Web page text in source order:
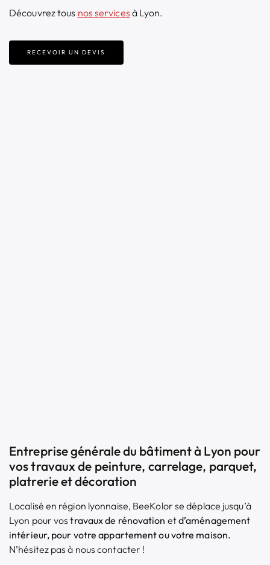
Découvrez tous nos services à Lyon.
RECEVOIR UN DEVIS
Entreprise générale du bâtiment à Lyon pour
vos travaux de peinture, carrelage, parquet,
platrerie et décoration
Localisé en région lyonnaise, BeeKolor se déplace jusqu’à
Lyon pour vostravaux de rénovation etd’aménagement
intérieur, pour votre appartement ou votre maison.
N’hésitez pas à nous contacter !